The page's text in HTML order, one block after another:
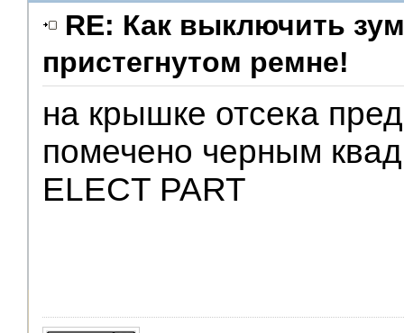
RE: Как выключить
пристегнутом ремне!
на крышке отсека
помечено черным
ELECT PART